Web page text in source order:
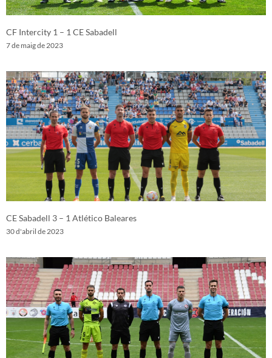
CF Intercity 1 – 1 CE Sabadell
7 de maig de 2023
CE Sabadell 3 – 1 Atlético Baleares
30 d'abril de 2023